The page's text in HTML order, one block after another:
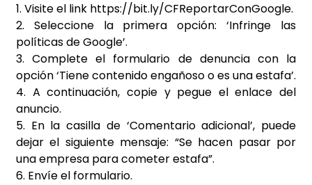
1. Visite el link https://bit.ly/CFReportarConGoogle.
2. Seleccione la primera opción: ‘Infringe las
políticas de Google’.
3. Complete el formulario de denuncia con la
opción ‘Tiene contenido engañoso o es una estafa’.
4. A continuación, copie y pegue el enlace del
anuncio.
5. En la casilla de ‘Comentario adicional’, puede
dejar el siguiente mensaje: “Se hacen pasar por
una empresa para cometer estafa”.
6. Envíe el formulario.